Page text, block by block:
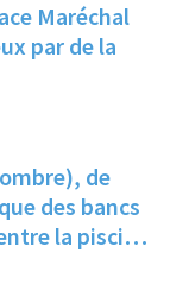
Maréchal
par de la
de
des bancs
la piscine